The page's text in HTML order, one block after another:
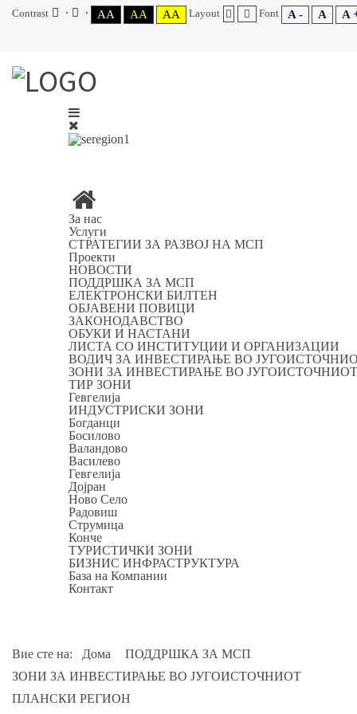
Contrast AA AA AA Layout Font A - A A
За нас
Услуги
СТРАТЕГИИ ЗА РАЗВОЈ НА МСП
Проекти
НОВОСТИ
ПОДДРШКА ЗА МСП
ЕЛЕКТРОНСКИ БИЛТЕН
ОБЈАВЕНИ ПОВИЦИ
ЗАКОНОДАВСТВО
ОБУКИ И НАСТАНИ
ЛИСТА СО ИНСТИТУЦИИ И ОРГАНИЗАЦИИ
ВОДИЧ ЗА ИНВЕСТИРАЊЕ ВО
ЗОНИ ЗА ИНВЕСТИРАЊЕ ВО
ТИР ЗОНИ
Гевгелија
ИНДУСТРИСКИ ЗОНИ
Богданци
Босилово
Валандово
Василево
Гевгелија
Дојран
Ново Село
Радовиш
Струмица
Конче
ТУРИСТИЧКИ ЗОНИ
БИЗНИС ИНФРАСТРУКТУРА
База на Компании
Контакт
Вие сте на: Дома
ПОДДРШКА ЗА МСП
ЗОНИ ЗА ИНВЕСТИРАЊЕ ВО ЈУГОИСТОЧНИОТ
ПЛАНСКИ РЕГИОН